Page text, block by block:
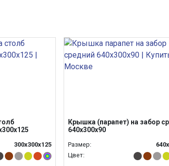
300х300х125
Крышка (парапет) на забор
640х300х90
Размер:
Цвет: